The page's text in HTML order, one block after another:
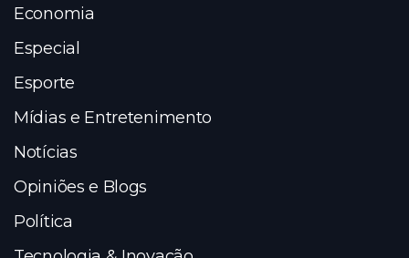
Economia
Especial
Esporte
Mídias e Entretenimento
Notícias
Opiniões e Blogs
Política